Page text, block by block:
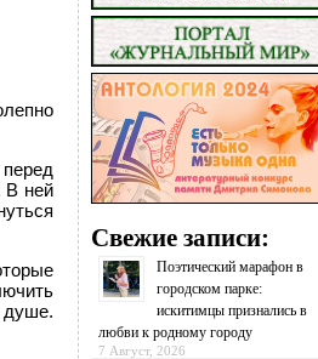
В ней
душе.
Свежие записи:
Поэтический марафон в
городском парке:
искитимцы признались в
любви к родному городу
7 Август, 2026